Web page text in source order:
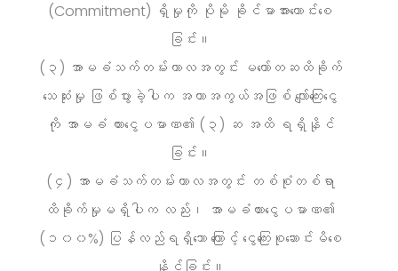
(Commitment) ရှိမှုကို ပိုမို ခိုင်မာအားကောင်းစေ
ခြင်း။
(၃) အာမခံသက်တမ်းကာလအတွင်း မတော်တဆထိခိုက်
သေဆုံးမှု ဖြစ်ပွားခဲ့ပါက အကာအကွယ်အဖြစ် လျော်ကြေးငွေ
ကို အာမခံ ထားငွေပမာဏ၏ (၃) ဆ အထိ ရရှိနိုင်
ခြင်း။
(၄) အာမခံသက်တမ်းကာလအတွင်း တစ်စုံတစ်ရာ
ထိခိုက်မှုမရှိပါက လည်း၊ အာမခံထားငွေပမာဏ၏
(၁၀၀%) ပြန်လည်ရရှိသော ကြောင့် ငွေကြေးစုဆောင်းမိစေ